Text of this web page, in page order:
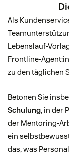
Als
Lebenslauf-
Frontline-
zu den täglichen
Betonen Sie
Schulung, in der
der Mentoring-
ein
das, was